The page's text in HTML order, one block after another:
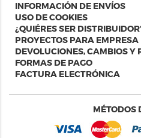
INFORMACIÓN DE ENVÍOS
USO DE COOKIES
¿QUIÉRES SER
PROYECTOS PARA EMPRESA
DEVOLUCIONES, CAMBIOS Y
FORMAS DE PAGO
FACTURA ELECTRÓNICA
MÉTODOS